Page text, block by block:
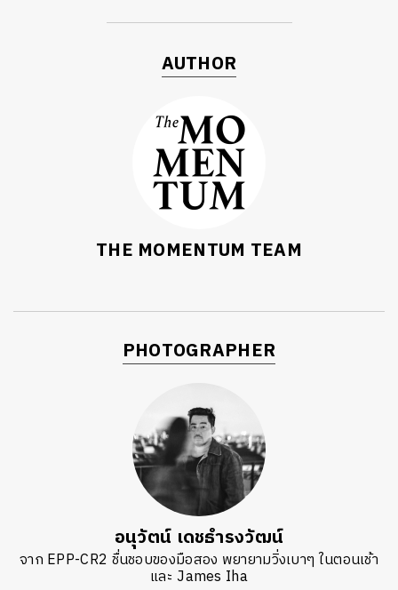
AUTHOR
THE MOMENTUM TEAM
PHOTOGRAPHER
อนุวัตน์ เดชธำรงวัฒน์
จาก EPP-CR2 ชื่นชอบของมือสอง พยายามวิ่งเบาๆ ในตอนเช้า
และ James Iha